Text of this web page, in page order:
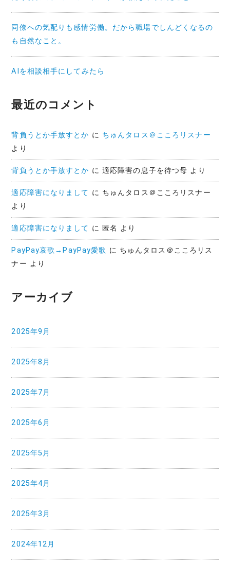
同僚への気配りも感情労働。だから職場でしんどくなるの
も自然なこと。
AIを相談相手にしてみたら
最近のコメント
背負うとか手放すとか に ちゅんタロス＠こころリスナー
より
背負うとか手放すとか に 適応障害の息子を待つ母 より
適応障害になりまして に ちゅんタロス＠こころリスナー
より
適応障害になりまして に 匿名 より
PayPay哀歌→PayPay愛歌 に ちゅんタロス＠こころリス
ナー より
アーカイブ
2025年9月
2025年8月
2025年7月
2025年6月
2025年5月
2025年4月
2025年3月
2024年12月